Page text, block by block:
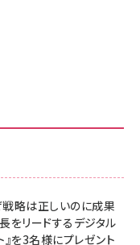
戦略は正しいのに成果
をリードするデジタル
』を3名様にプレゼント